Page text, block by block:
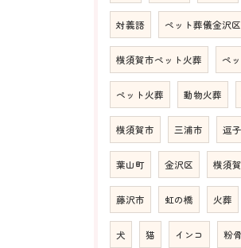
対義語 ペット葬儀金沢区
横須賀市ペット火葬 ペ
ペット火葬 動物火葬
横須賀市 三浦市 逗
葉山町 金沢区 横須賀
藤沢市 虹の橋 火葬
犬 猫 インコ 粉骨